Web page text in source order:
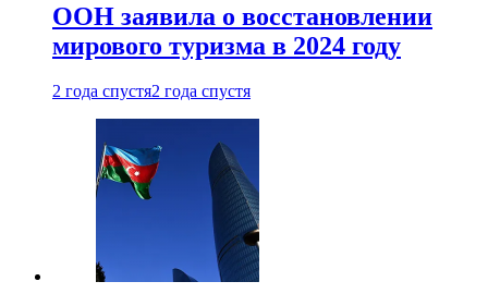
ООН заявила о восстановлении
мирового туризма в 2024 году
2 года спустя2 года спустя